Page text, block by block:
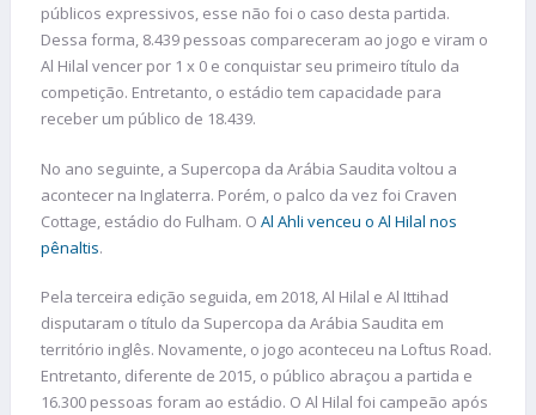
públicos expressivos, esse não foi o caso desta partida.
Dessa forma, 8.439 pessoas compareceram ao jogo e viram o
Al Hilal vencer por 1 x 0 e conquistar seu primeiro título da
competição. Entretanto, o estádio tem capacidade para
receber um público de 18.439.
No ano seguinte, a Supercopa da Arábia Saudita voltou a
acontecer na Inglaterra. Porém, o palco da vez foi Craven
Cottage, estádio do Fulham. O Al Ahli venceu o Al Hilal nos
pênaltis.
Pela terceira edição seguida, em 2018, Al Hilal e Al Ittihad
disputaram o título da Supercopa da Arábia Saudita em
território inglês. Novamente, o jogo aconteceu na Loftus Road.
Entretanto, diferente de 2015, o público abraçou a partida e
16.300 pessoas foram ao estádio. O Al Hilal foi campeão após